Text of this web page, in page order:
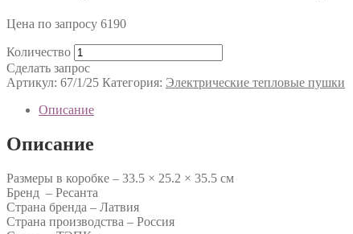
Цена по запросу 6190
Количество
Сделать запрос
Артикул: 67/1/25 Категория: Электрические тепловые пушки
Описание
Описание
Размеры в коробке – 33.5 × 25.2 × 35.5 см
Бренд – Ресанта
Страна бренда – Латвия
Страна производства – Россия